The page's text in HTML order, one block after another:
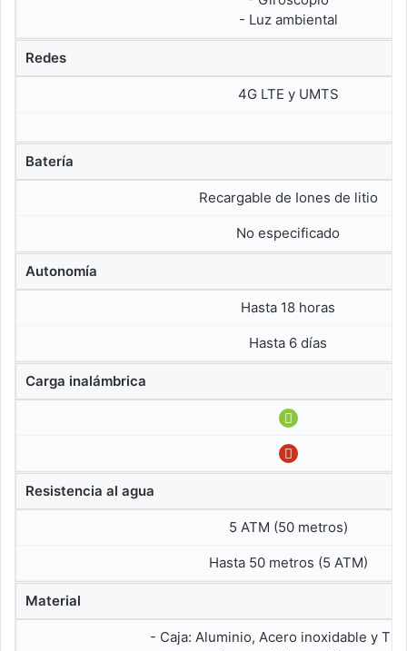
- Luz ambiental
Redes
4G LTE y UMTS
Batería
Recargable de Iones de litio
No especificado
Autonomía
Hasta 18 horas
Hasta 6 días
Carga inalámbrica
Resistencia al agua
5 ATM (50 metros)
Hasta 50 metros (5 ATM)
Material
- Caja: Aluminio, Acero inoxidable y